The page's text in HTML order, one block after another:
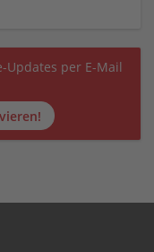
Updates per E-Mail